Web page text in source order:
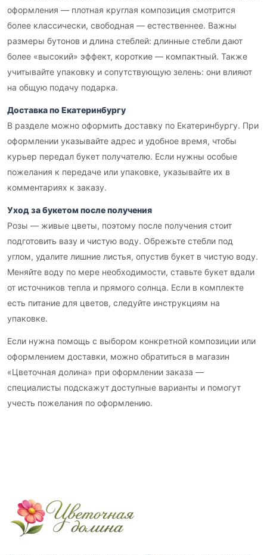
оформления — плотная круглая композиция смотрится
более классически, свободная — естественнее. Важны
размеры бутонов и длина стеблей: длинные стебли дают
более «высокий» эффект, короткие — компактный. Также
учитывайте упаковку и сопутствующую зелень: они влияют
на общую подачу подарка.
Доставка по Екатеринбургу
В разделе можно оформить доставку по Екатеринбургу. При
оформлении указывайте адрес и удобное время, чтобы
курьер передал букет получателю. Если нужны особые
пожелания к передаче или упаковке, указывайте их в
комментариях к заказу.
Уход за букетом после получения
Розы — живые цветы, поэтому после получения стоит
подготовить вазу и чистую воду. Обрежьте стебли под
углом, удалите лишние листья, опустив букет в чистую воду.
Меняйте воду по мере необходимости, ставьте букет вдали
от источников тепла и прямого солнца. Если в комплекте
есть питание для цветов, следуйте инструкциям на
упаковке.
Если нужна помощь с выбором конкретной композиции или
оформлением доставки, можно обратиться в магазин
«Цветочная долина» при оформлении заказа —
специалисты подскажут доступные варианты и помогут
учесть пожелания по оформлению.